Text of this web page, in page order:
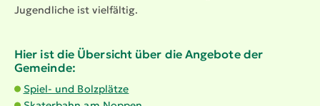
Jugendliche ist vielfältig.
Hier ist die Übersicht über die Angebote der
Gemeinde:
Spiel- und Bolzplätze